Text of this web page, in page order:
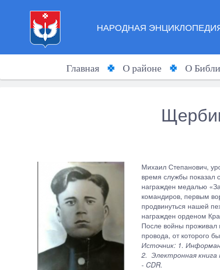
НАРОДНАЯ
Главная О районе О
Михаил Степанович,
время службы
награжден медалью
командиров, первым
продвинуться нашей
награжден орденом
После войны проживал
провода, от которого
Источник: 1.
2. Электронная книга
- CDR.